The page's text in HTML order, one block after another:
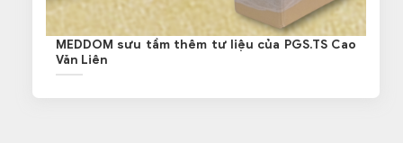
MEDDOM sưu tầm thêm tư liệu của PGS.TS Cao
Văn Liên